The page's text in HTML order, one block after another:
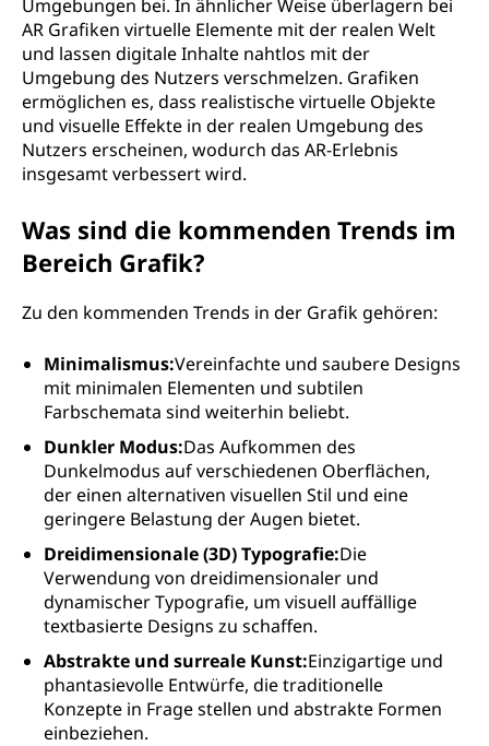
Umgebungen bei. In ähnlicher Weise überlagern bei
AR Grafiken virtuelle Elemente mit der realen Welt
und lassen digitale Inhalte nahtlos mit der
Umgebung des Nutzers verschmelzen. Grafiken
ermöglichen es, dass realistische virtuelle Objekte
und visuelle Effekte in der realen Umgebung des
Nutzers erscheinen, wodurch das AR-Erlebnis
insgesamt verbessert wird.
Was sind die kommenden Trends im
Bereich Grafik?
Zu den kommenden Trends in der Grafik gehören:
Minimalismus:Vereinfachte und saubere Designs
mit minimalen Elementen und subtilen
Farbschemata sind weiterhin beliebt.
Dunkler Modus:Das Aufkommen des
Dunkelmodus auf verschiedenen Oberflächen,
der einen alternativen visuellen Stil und eine
geringere Belastung der Augen bietet.
Dreidimensionale (3D) Typografie:Die
Verwendung von dreidimensionaler und
dynamischer Typografie, um visuell auffällige
textbasierte Designs zu schaffen.
Abstrakte und surreale Kunst:Einzigartige und
phantasievolle Entwürfe, die traditionelle
Konzepte in Frage stellen und abstrakte Formen
einbeziehen.